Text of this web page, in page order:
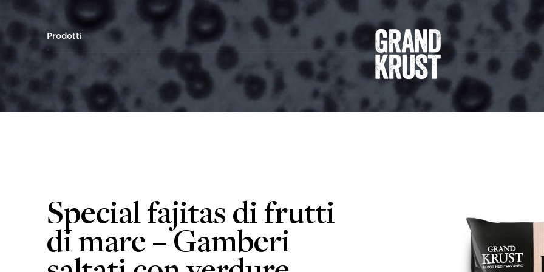
Prodotti
Special fajitas di frutti
di mare – Gamberi